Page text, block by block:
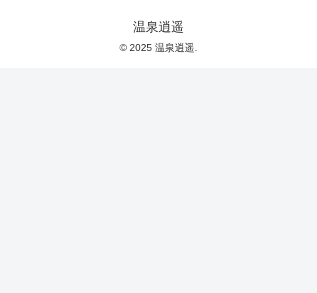
温泉逍遥
© 2025 温泉逍遥.